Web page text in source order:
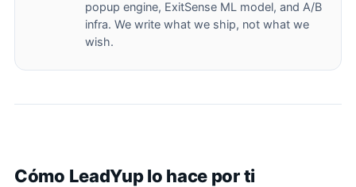
popup engine, ExitSense ML model, and A/B
infra. We write what we ship, not what we
wish.
Cómo LeadYup lo hace por ti